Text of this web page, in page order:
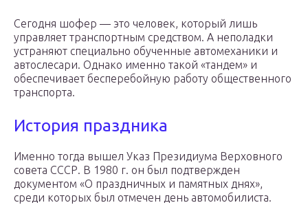
Сегодня шофер — это человек, который лишь
управляет транспортным средством. А неполадки
устраняют специально обученные автомеханики и
автослесари. Однако именно такой «тандем» и
обеспечивает бесперебойную работу общественного
транспорта.
История праздника
Именно тогда вышел Указ Президиума Верховного
совета СССР. В 1980 г. он был подтвержден
документом «О праздничных и памятных днях»,
среди которых был отмечен день автомобилиста.